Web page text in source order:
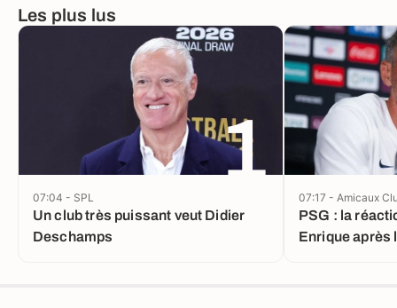
Les plus lus
1
Un club très puissant veut Didier
Deschamps
07:04 - SPL
PSG : la
Enrique après
07:17 - Amicaux